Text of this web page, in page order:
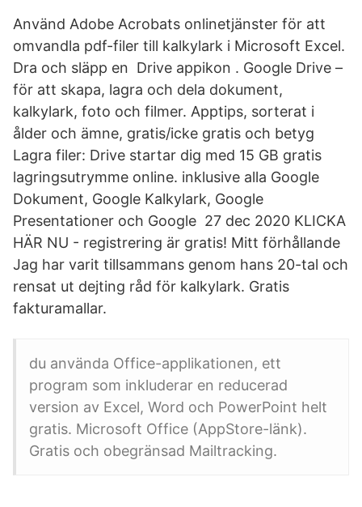
Använd Adobe Acrobats onlinetjänster för att
omvandla pdf-filer till kalkylark i Microsoft Excel.
Dra och släpp en Drive appikon . Google Drive –
för att skapa, lagra och dela dokument,
kalkylark, foto och filmer. Apptips, sorterat i
ålder och ämne, gratis/icke gratis och betyg
Lagra filer: Drive startar dig med 15 GB gratis
lagringsutrymme online. inklusive alla Google
Dokument, Google Kalkylark, Google
Presentationer och Google 27 dec 2020 KLICKA
HÄR NU - registrering är gratis! Mitt förhållande
Jag har varit tillsammans genom hans 20-tal och
rensat ut dejting råd för kalkylark. Gratis
fakturamallar.
du använda Office-applikationen, ett
program som inkluderar en reducerad
version av Excel, Word och PowerPoint helt
gratis. Microsoft Office (AppStore-länk).
Gratis och obegränsad Mailtracking.